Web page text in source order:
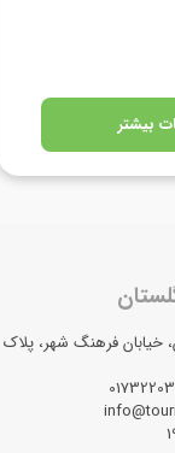
بیشتر
خیابان فرهنگ شهر، پلاک